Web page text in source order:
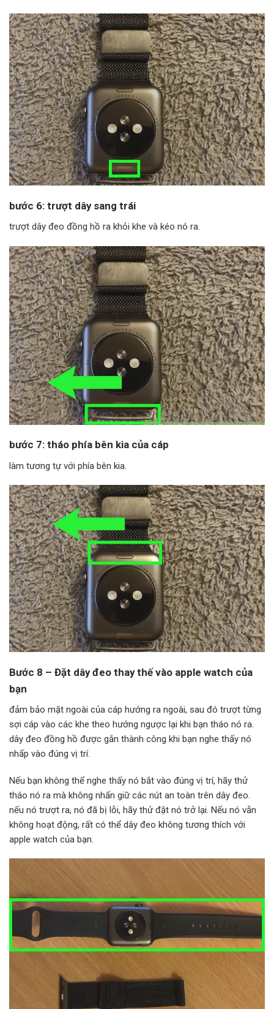
bước 6: trượt dây sang trái
trượt dây đeo đồng hồ ra khỏi khe và kéo nó ra.
bước 7: tháo phía bên kia của cáp
làm tương tự với phía bên kia.
Bước 8 – Đặt dây đeo thay thế vào apple watch của
bạn
đảm bảo mặt ngoài của cáp hướng ra ngoài, sau đó trượt từng
sợi cáp vào các khe theo hướng ngược lại khi bạn tháo nó ra.
dây đeo đồng hồ được gắn thành công khi bạn nghe thấy nó
nhấp vào đúng vị trí.
Nếu bạn không thể nghe thấy nó bắt vào đúng vị trí, hãy thử
tháo nó ra mà không nhấn giữ các nút an toàn trên dây đeo.
nếu nó trượt ra, nó đã bị lỗi, hãy thử đặt nó trở lại. Nếu nó vẫn
không hoạt động, rất có thể dây đeo không tương thích với
apple watch của bạn.